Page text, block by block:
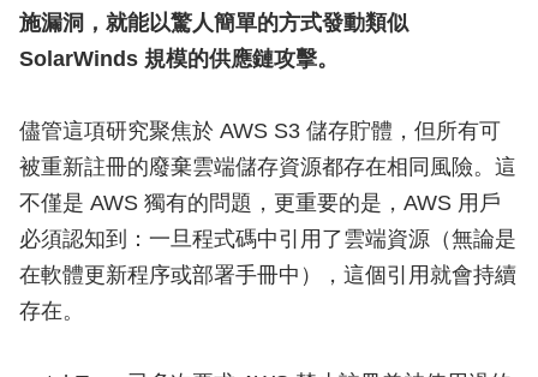
施漏洞，就能以驚人簡單的方式發動類似
SolarWinds 規模的供應鏈攻擊。
儘管這項研究聚焦於 AWS S3 儲存貯體，但所有可
被重新註冊的廢棄雲端儲存資源都存在相同風險。這
不僅是 AWS 獨有的問題，更重要的是，AWS 用戶
必須認知到：一旦程式碼中引用了雲端資源（無論是
在軟體更新程序或部署手冊中），這個引用就會持續
存在。